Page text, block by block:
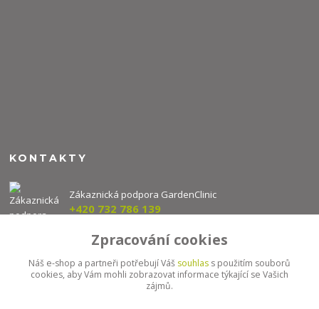
KONTAKTY
Zákaznická podpora GardenClinic
+420 732 786 139
info@gardenclinic.cz
Zpracování cookies
Náš e-shop a partneři potřebují Váš souhlas s použitím souborů
cookies, aby Vám mohli zobrazovat informace týkající se Vašich
zájmů.